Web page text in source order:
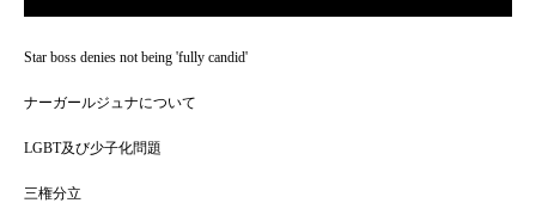
Star boss denies not being 'fully candid'
ナーガールジュナについて
LGBT及び少子化問題
三権分立